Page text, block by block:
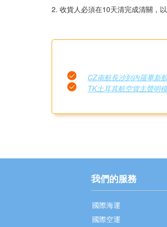
2. 收貨人必須在10天清完成清關，
CZ南航長沙到内羅畢新
TK土耳其航空貨主聲明
我們的服務
國際海運
國際空運